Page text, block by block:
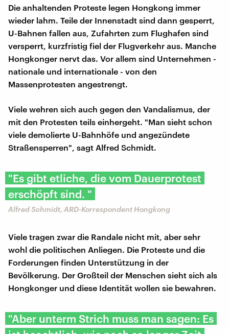
Die anhaltenden Proteste legen Hongkong immer
wieder lahm. Teile der Innenstadt sind dann gesperrt,
U-Bahnen fallen aus, Zufahrten zum Flughafen sind
versperrt, kurzfristig fiel der Flugverkehr aus. Manche
Hongkonger nervt das. Vor allem sind Unternehmen -
nationale und internationale - von den
Massenprotesten angestrengt.
Viele wehren sich auch gegen den Vandalismus, der
mit den Protesten teils einhergeht. "Man sieht schon
viele demolierte U-Bahnhöfe und angezündete
Straßensperren", sagt Alfred Schmidt.
"Es gibt etliche, die vom Dauerprotest
erschöpft sind. "
Alfred Schmidt, ARD-Korrespondent Hongkong
Viele tragen zwar die Randale nicht mit, aber sehr
wohl die politischen Anliegen. Die Proteste und die
Forderungen finden Unterstützung in der
Bevölkerung. Der Großteil der Menschen sieht sich als
Hongkonger und diese Identität wollen sie bewahren.
"Aber unterm Strich muss man sagen: Es